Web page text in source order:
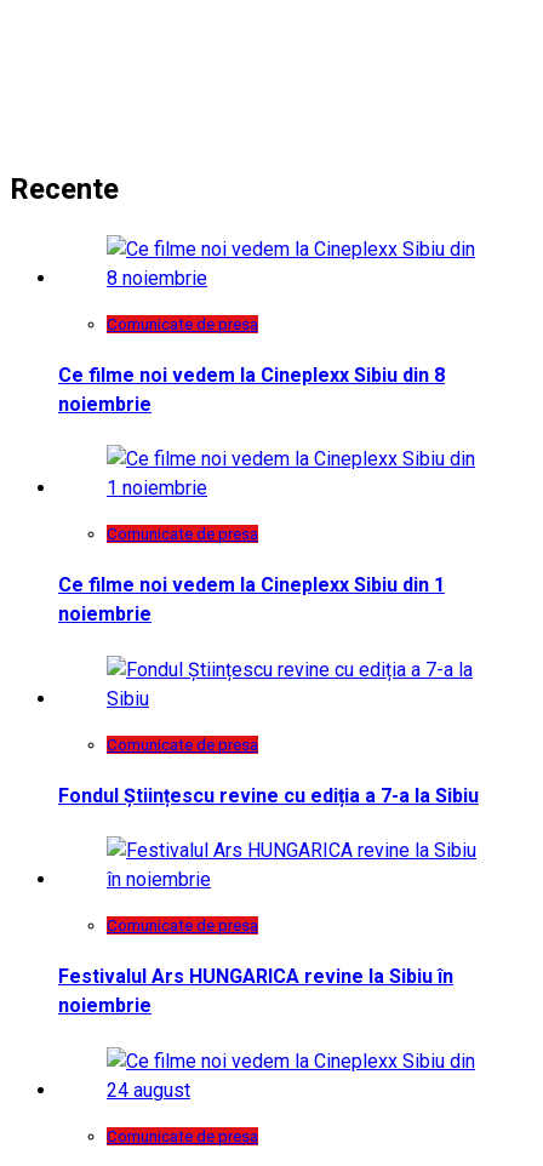
Recente
Comunicate de presa
Ce filme noi vedem la Cineplexx Sibiu din 8
noiembrie
Comunicate de presa
Ce filme noi vedem la Cineplexx Sibiu din 1
noiembrie
Comunicate de presa
Fondul Științescu revine cu ediția a 7-a la Sibiu
Comunicate de presa
Festivalul Ars HUNGARICA revine la Sibiu în
noiembrie
Comunicate de presa